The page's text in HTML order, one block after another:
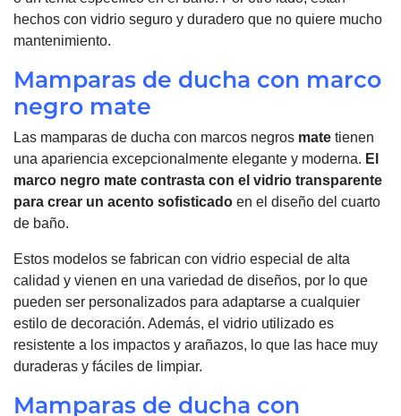
hechos con vidrio seguro y duradero que no quiere mucho
mantenimiento.
Mamparas de ducha con marco
negro mate
Las mamparas de ducha con marcos negros mate tienen
una apariencia excepcionalmente elegante y moderna. El
marco negro mate contrasta con el vidrio transparente
para crear un acento sofisticado en el diseño del cuarto
de baño.
Estos modelos se fabrican con vidrio especial de alta
calidad y vienen en una variedad de diseños, por lo que
pueden ser personalizados para adaptarse a cualquier
estilo de decoración. Además, el vidrio utilizado es
resistente a los impactos y arañazos, lo que las hace muy
duraderas y fáciles de limpiar.
Mamparas de ducha con